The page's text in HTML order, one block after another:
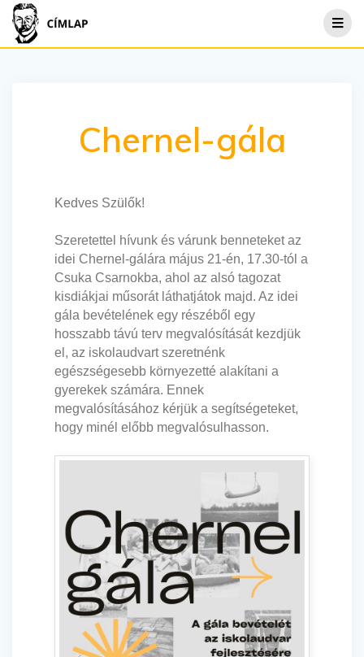
Chernel-gála
Kedves Szülők!
Szeretettel hívunk és várunk benneteket az
idei Chernel-gálára május 21-én, 17.30-tól a
Csuka Csarnokba, ahol az alsó tagozat
kisdiákjai műsorát láthatjátok majd. Az idei
gála bevételének egy részéből egy
hosszabb távú terv megvalósítását kezdjük
el, az iskolaudvart szeretnénk
egészségesebb környezetté alakítani a
gyerekek számára. Ennek
megvalósításához kérjük a segítségeteket,
hogy minél előbb megvalósulhasson.